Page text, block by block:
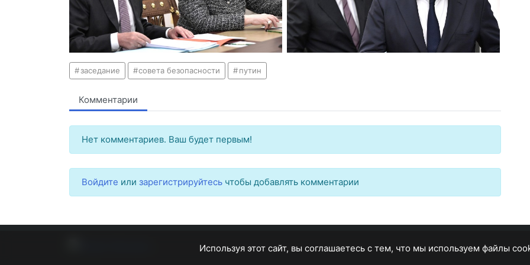
заседание совета безопасности путин
Комментарии
Нет комментариев. Ваш будет первым!
Войдите или зарегистрируйтесь чтобы добавлять комментарии
Используя этот сайт, вы соглашаетесь с тем, что мы используем файлы